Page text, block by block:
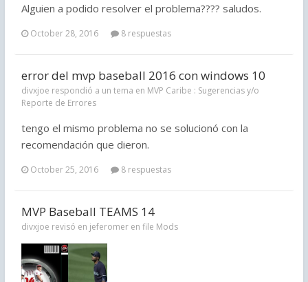
Alguien a podido resolver el problema???? saludos.
October 28, 2016 8 respuestas
error del mvp baseball 2016 con windows 10
divxjoe respondió a un tema en MVP Caribe : Sugerencias y/o
Reporte de Errores
tengo el mismo problema no se solucionó con la
recomendación que dieron.
October 25, 2016 8 respuestas
MVP Baseball TEAMS 14
divxjoe revisó en jeferomer en file Mods